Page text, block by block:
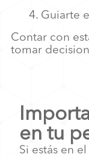
4. Guiarte
Contar con
tomar
en tu
Si estás en